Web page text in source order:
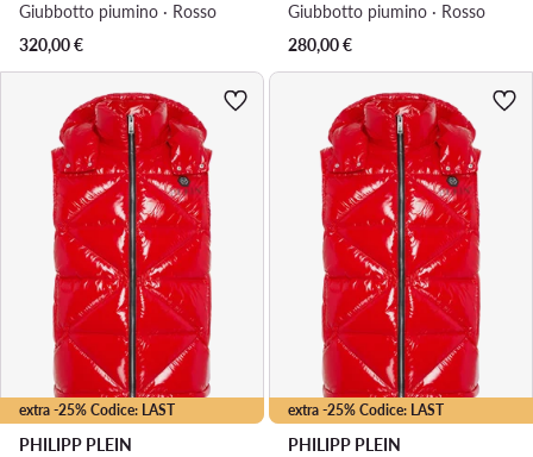
Giubbotto piumino · Rosso
320,00€
Giubbotto piumino · Rosso
280,00€
extra -25% Codice: LAST
PHILIPP PLEIN
extra -25% Codice: LAST
PHILIPP PLEIN